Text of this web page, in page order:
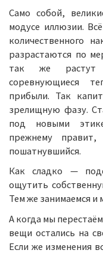
Само собой,
модусе иллюзии.
количественного
разрастаются по
так же растут
соревнующиеся
прибыли. Так
зрелищную фазу.
под новыми
прежнему
пошатнувшийся.
Как сладко —
ощутить
Тем же занимаемся
А когда мы
вещи остались на
Если же изменения